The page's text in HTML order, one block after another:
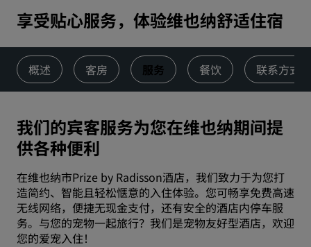
享受贴心服务，体验维也纳舒适住宿
概述 客房 服务 餐饮 联系方式
我们的宾客服务为您在维也纳期间提
供各种便利
在‌维也纳市Prize by Radisson酒店，我们致力于为您打
造简约、智能且轻松惬意的入住体验。您可畅享免费高速
无线网络，便捷无现金支付，还有安全的酒店内停车服
务。与您的宠物一起旅行？我们是宠物友好型酒店，欢迎
您的爱宠入住！